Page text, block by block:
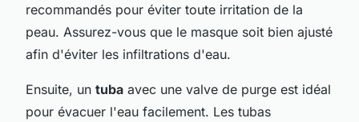
recommandés pour éviter toute irritation de la
peau. Assurez-vous que le masque soit bien ajusté
afin d'éviter les infiltrations d'eau.
Ensuite, un tuba avec une valve de purge est idéal
pour évacuer l'eau facilement. Les tubas